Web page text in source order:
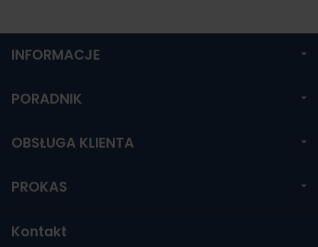
INFORMACJE
PORADNIK
OBSŁUGA KLIENTA
PROKAS
Kontakt